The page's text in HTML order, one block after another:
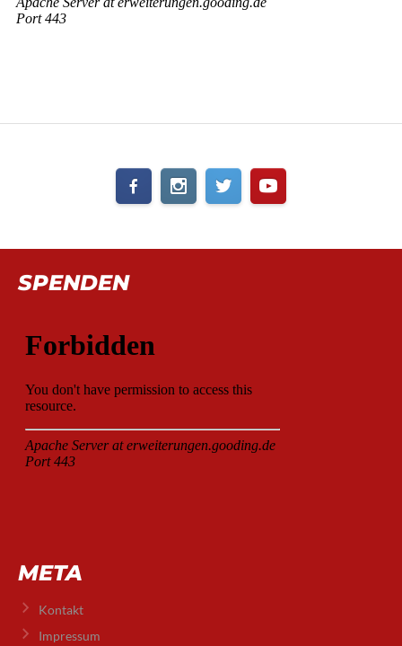
SPENDEN
META
Kontakt
Impressum